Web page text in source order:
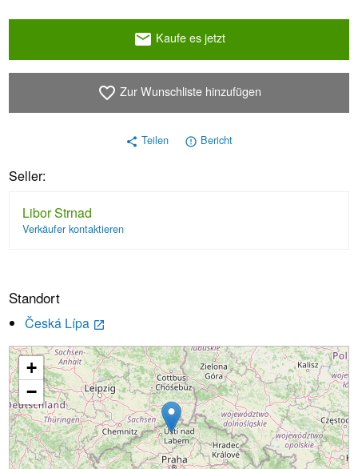
email Kaufe es jetzt
favorite_border Zur Wunschliste hinzufügen
share Teilen error_outline Bericht
Seller:
Libor Strnad
Verkäufer kontaktieren
Standort
Česká Lípa launch
Wird geladen...
+
−